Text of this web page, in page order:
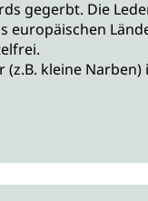
gegerbt. Die
kleine